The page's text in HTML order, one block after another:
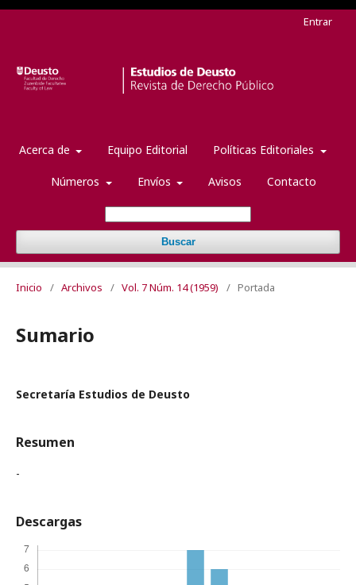
Acerca de Equipo Editorial Políticas Editoriales
Números Envíos Avisos Contacto
Buscar
Entrar
Inicio / Archivos / Vol. 7 Núm. 14 (1959) / Portada
Sumario
Secretaría Estudios de Deusto
Resumen
-
Descargas